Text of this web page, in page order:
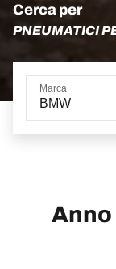
Cerca per
PNEUMATICI
Marca
BMW
Anno